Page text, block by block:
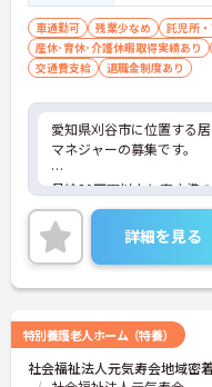
車通勤可 残業少なめ 託児所
産休･育休･介護休暇取得実績あり
交通費支給
退職金制度あり
愛知県刈谷市に位置する
マネジャーの募集です。
月給30万円以上と高水準
勤帯のみの勤務で時間外
バランスを大切にしながら
員資格と介護経験を活か
在宅生活を支えるやりが
給実績や昇給実績もあり
？
詳細を見る
特別養護老人ホーム（特養）
社会福祉法人元気寿会地域